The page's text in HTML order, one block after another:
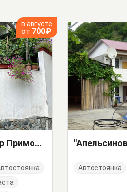
в августе
от 700₽
Частный сектор Приморская 7
Автостоянка